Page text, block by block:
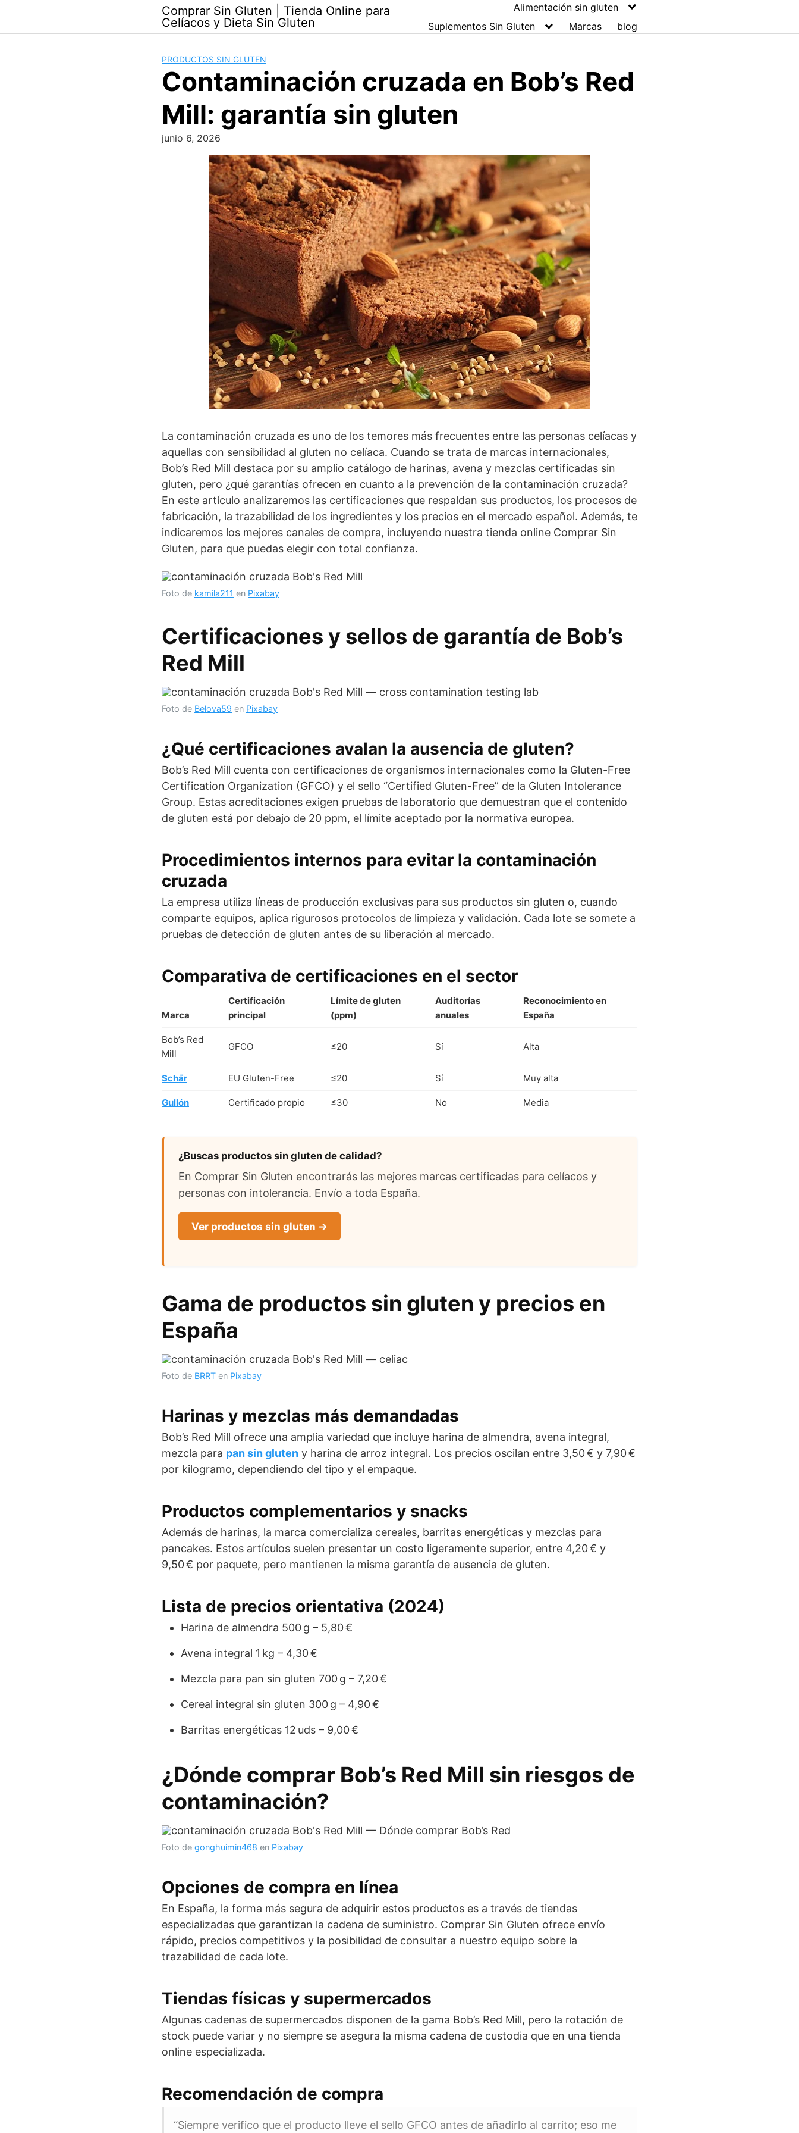
content
Comprar Sin Gluten | Tienda Online para
Celíacos y Dieta Sin Gluten
Alimentación sin gluten
Suplementos Sin Gluten
Marcas blog
PRODUCTOS SIN GLUTEN
Contaminación cruzada en Bob’s Red
Mill: garantía sin gluten
junio 6, 2026
La contaminación cruzada es uno de los temores más frecuentes entre las personas celíacas y
aquellas con sensibilidad al gluten no celíaca. Cuando se trata de marcas internacionales,
Bob’s Red Mill destaca por su amplio catálogo de harinas, avena y mezclas certificadas sin
gluten, pero ¿qué garantías ofrecen en cuanto a la prevención de la contaminación cruzada?
En este artículo analizaremos las certificaciones que respaldan sus productos, los procesos de
fabricación, la trazabilidad de los ingredientes y los precios en el mercado español. Además, te
indicaremos los mejores canales de compra, incluyendo nuestra tienda online Comprar Sin
Gluten, para que puedas elegir con total confianza.
Foto de kamila211 en Pixabay
Certificaciones y sellos de garantía de Bob’s
Red Mill
Foto de Belova59 en Pixabay
¿Qué certificaciones avalan la ausencia de gluten?
Bob’s Red Mill cuenta con certificaciones de organismos internacionales como la Gluten-Free
Certification Organization (GFCO) y el sello “Certified Gluten-Free” de la Gluten Intolerance
Group. Estas acreditaciones exigen pruebas de laboratorio que demuestran que el contenido
de gluten está por debajo de 20 ppm, el límite aceptado por la normativa europea.
Procedimientos internos para evitar la contaminación
cruzada
La empresa utiliza líneas de producción exclusivas para sus productos sin gluten o, cuando
comparte equipos, aplica rigurosos protocolos de limpieza y validación. Cada lote se somete a
pruebas de detección de gluten antes de su liberación al mercado.
Comparativa de certificaciones en el sector
Marca
Certificación
principal
Límite de gluten
(ppm)
Auditorías
anuales
Reconocimiento en
España
Bob’s Red
Mill
GFCO ≤20 Sí Alta
Schär EU Gluten-Free ≤20 Sí Muy alta
Gullón Certificado propio ≤30 No Media
¿Buscas productos sin gluten de calidad?
En Comprar Sin Gluten encontrarás las mejores marcas certificadas para celíacos y
personas con intolerancia. Envío a toda España.
Ver productos sin gluten →
Gama de productos sin gluten y precios en
España
Foto de BRRT en Pixabay
Harinas y mezclas más demandadas
Bob’s Red Mill ofrece una amplia variedad que incluye harina de almendra, avena integral,
mezcla para pan sin gluten y harina de arroz integral. Los precios oscilan entre 3,50 € y 7,90 €
por kilogramo, dependiendo del tipo y el empaque.
Productos complementarios y snacks
Además de harinas, la marca comercializa cereales, barritas energéticas y mezclas para
pancakes. Estos artículos suelen presentar un costo ligeramente superior, entre 4,20 € y
9,50 € por paquete, pero mantienen la misma garantía de ausencia de gluten.
Lista de precios orientativa (2024)
Harina de almendra 500 g – 5,80 €
Avena integral 1 kg – 4,30 €
Mezcla para pan sin gluten 700 g – 7,20 €
Cereal integral sin gluten 300 g – 4,90 €
Barritas energéticas 12 uds – 9,00 €
¿Dónde comprar Bob’s Red Mill sin riesgos de
contaminación?
Foto de gonghuimin468 en Pixabay
Opciones de compra en línea
En España, la forma más segura de adquirir estos productos es a través de tiendas
especializadas que garantizan la cadena de suministro. Comprar Sin Gluten ofrece envío
rápido, precios competitivos y la posibilidad de consultar a nuestro equipo sobre la
trazabilidad de cada lote.
Tiendas físicas y supermercados
Algunas cadenas de supermercados disponen de la gama Bob’s Red Mill, pero la rotación de
stock puede variar y no siempre se asegura la misma cadena de custodia que en una tienda
online especializada.
Recomendación de compra
“Siempre verifico que el producto lleve el sello GFCO antes de añadirlo al carrito; eso me